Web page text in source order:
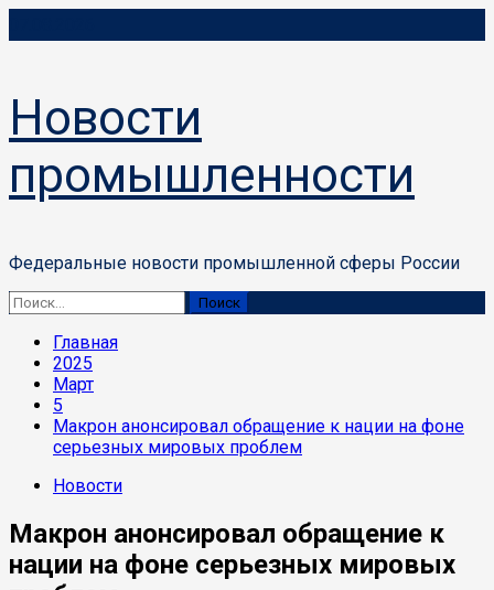
к
Новости
промышленности
Федеральные новости промышленной сферы России
Основное
меню
Найти:
Главная
2025
Март
5
Макрон анонсировал обращение к нации на фоне
серьезных мировых проблем
Новости
Макрон анонсировал обращение к
нации на фоне серьезных мировых